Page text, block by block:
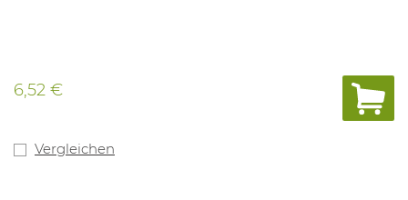
6,52 €
Vergleichen